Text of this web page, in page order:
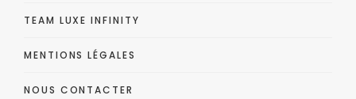
TEAM LUXE INFINITY
MENTIONS LÉGALES
NOUS CONTACTER